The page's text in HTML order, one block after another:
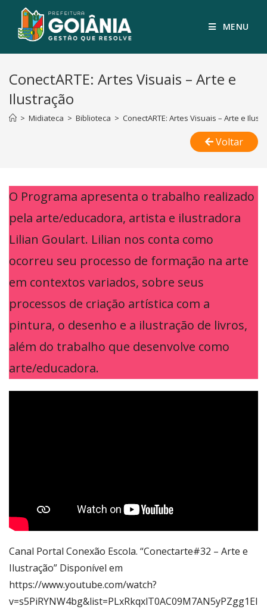
MENU
ConectARTE: Artes Visuais – Arte e
Ilustração
> Midiateca > Biblioteca > ConectARTE: Artes Visuais – Arte e
Voltar
O Programa apresenta o trabalho realizado
pela arte/educadora, artista e ilustradora
Lilian Goulart. Lilian nos conta como
ocorreu seu processo de formação na arte
em contextos variados, sobre seus
processos de criação artística com a
pintura, o desenho e a ilustração de livros,
além do trabalho que desenvolve como
arte/educadora.
Canal Portal Conexão Escola. “Conectarte#32 – Arte e
Ilustração” Disponível em
https://www.youtube.com/watch?
v=s5PiRYNW4bg&list=PLxRkqxlT0AC09M7AN5yPZgg1EI